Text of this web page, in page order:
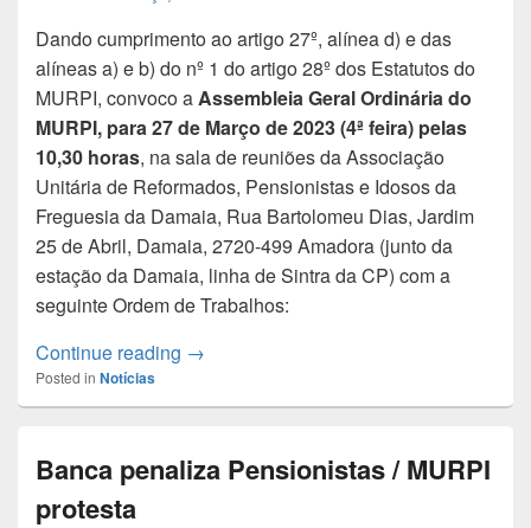
Dando cumprimento ao artigo 27º, alínea d) e das
alíneas a) e b) do nº 1 do artigo 28º dos Estatutos do
MURPI, convoco aAssembleia Geral Ordinária do
MURPI, para 27 de Março de 2023 (4ª feira) pelas
10,30 horas, na sala de reuniões da Associação
Unitária de Reformados, Pensionistas e Idosos da
Freguesia da Damaia, Rua Bartolomeu Dias, Jardim
25 de Abril, Damaia, 2720-499 Amadora (junto da
estação da Damaia, linha de Sintra da CP) com a
seguinte Ordem de Trabalhos:
Continue reading CONVOCATÓRIA | Assembleia Geral
→
Posted in Notícias
Banca penaliza Pensionistas / MURPI
protesta